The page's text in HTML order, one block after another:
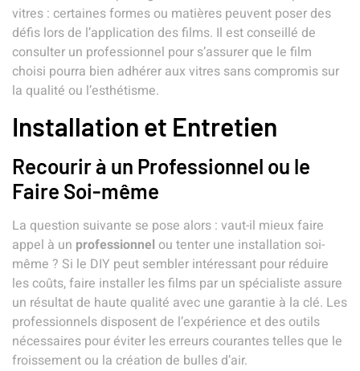
vitres : certaines formes ou matières peuvent poser des
défis lors de l’application des films. Il est conseillé de
consulter un professionnel pour s’assurer que le film
choisi pourra bien adhérer aux vitres sans compromis sur
la qualité ou l’esthétisme.
Installation et Entretien
Recourir à un Professionnel ou le
Faire Soi-même
La question suivante se pose alors : vaut-il mieux faire
appel à un professionnelou tenter une installation soi-
même ? Si le DIY peut sembler intéressant pour réduire
les coûts, faire installer les films par un spécialiste assure
un résultat de haute qualité avec une garantie à la clé. Les
professionnels disposent de l’expérience et des outils
nécessaires pour éviter les erreurs courantes telles que le
froissement ou la création de bulles d’air.